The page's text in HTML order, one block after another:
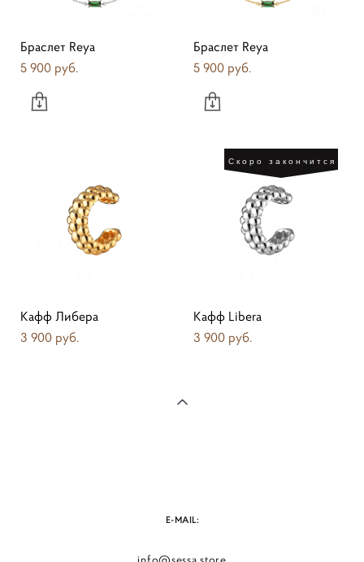
Браслет Reya
5 900 pуб.
Браслет Reya
5 900 pуб.
Кафф Либера
3 900 pуб.
Скоро закончится
Кафф Libera
3 900 pуб.
E-MAIL: